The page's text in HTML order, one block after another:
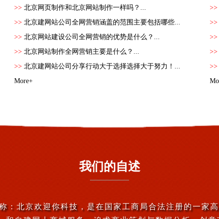
>> 北京网页制作和北京网站制作一样吗？...
>> 北京建网站公司全网营销涵盖的范围主要包括哪些...
>> 北京网站建设公司全网营销的优势是什么？...
>> 北京网站制作全网营销主要是什么？...
>> 北京建网站公司分享行动大于选择选择大于努力！...
More+
>>
>>
>>
>>
>>
我们的自述
北京欢迎你科技，是在国家工商局合法注册的一家